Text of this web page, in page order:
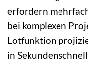
erfordern
bei komplexen
Lotfunktion
in